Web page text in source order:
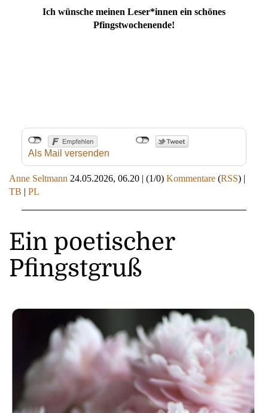
Ich wünsche meinen Leser*innen ein schönes
Pfingstwochenende!
Als Mail versenden
Anne Seltmann 24.05.2026, 06.20 | (1/0) Kommentare (RSS) |
TB | PL
Ein poetischer
Pfingstgruß